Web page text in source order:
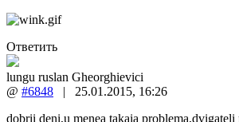
Ответить
lungu ruslan Gheorghievici
@ #6848 | 25.01.2015, 16:26
dobrii deni,u menea takaia